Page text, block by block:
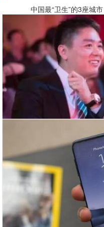
中国最“卫生”的3座城